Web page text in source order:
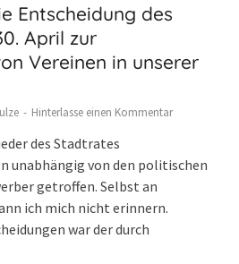
Entscheidung des
April zur
Vereinen in unserer
- Hinterlasse einen Kommentar
des Stadtrates
unabhängig von den politischen
getroffen. Selbst an
ich mich nicht erinnern.
war der durch